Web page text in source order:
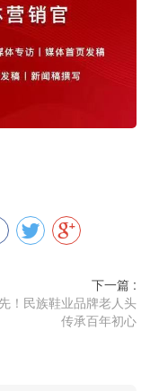
下一篇 :
！民族鞋业品牌老人头
传承百年初心